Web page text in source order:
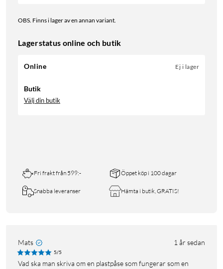
OBS. Finns i lager av en annan variant.
Lagerstatus online och butik
Online Ej i lager
Butik
Välj din butik
Fri frakt från 599:- Öppet köp i 100 dagar
Snabba leveranser Hämta i butik, GRATIS!
Mats 1 år sedan
5/5
Vad ska man skriva om en plastpåse som fungerar som en